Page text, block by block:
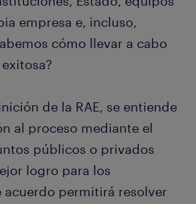
empresa e, incluso,
cómo llevar a cabo
de la RAE, se entiende
al proceso mediante el
públicos o privados
logro para los
acuerdo permitirá resolver